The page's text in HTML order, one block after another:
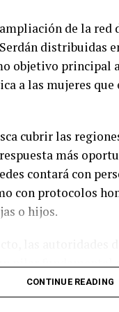
de la red
Serdán
objetivo principal
a las mujeres
cubrir las
más
contará con
con protocolos
o hijos.
pilar
El modelo de
la autonomía
CONTINUE READING